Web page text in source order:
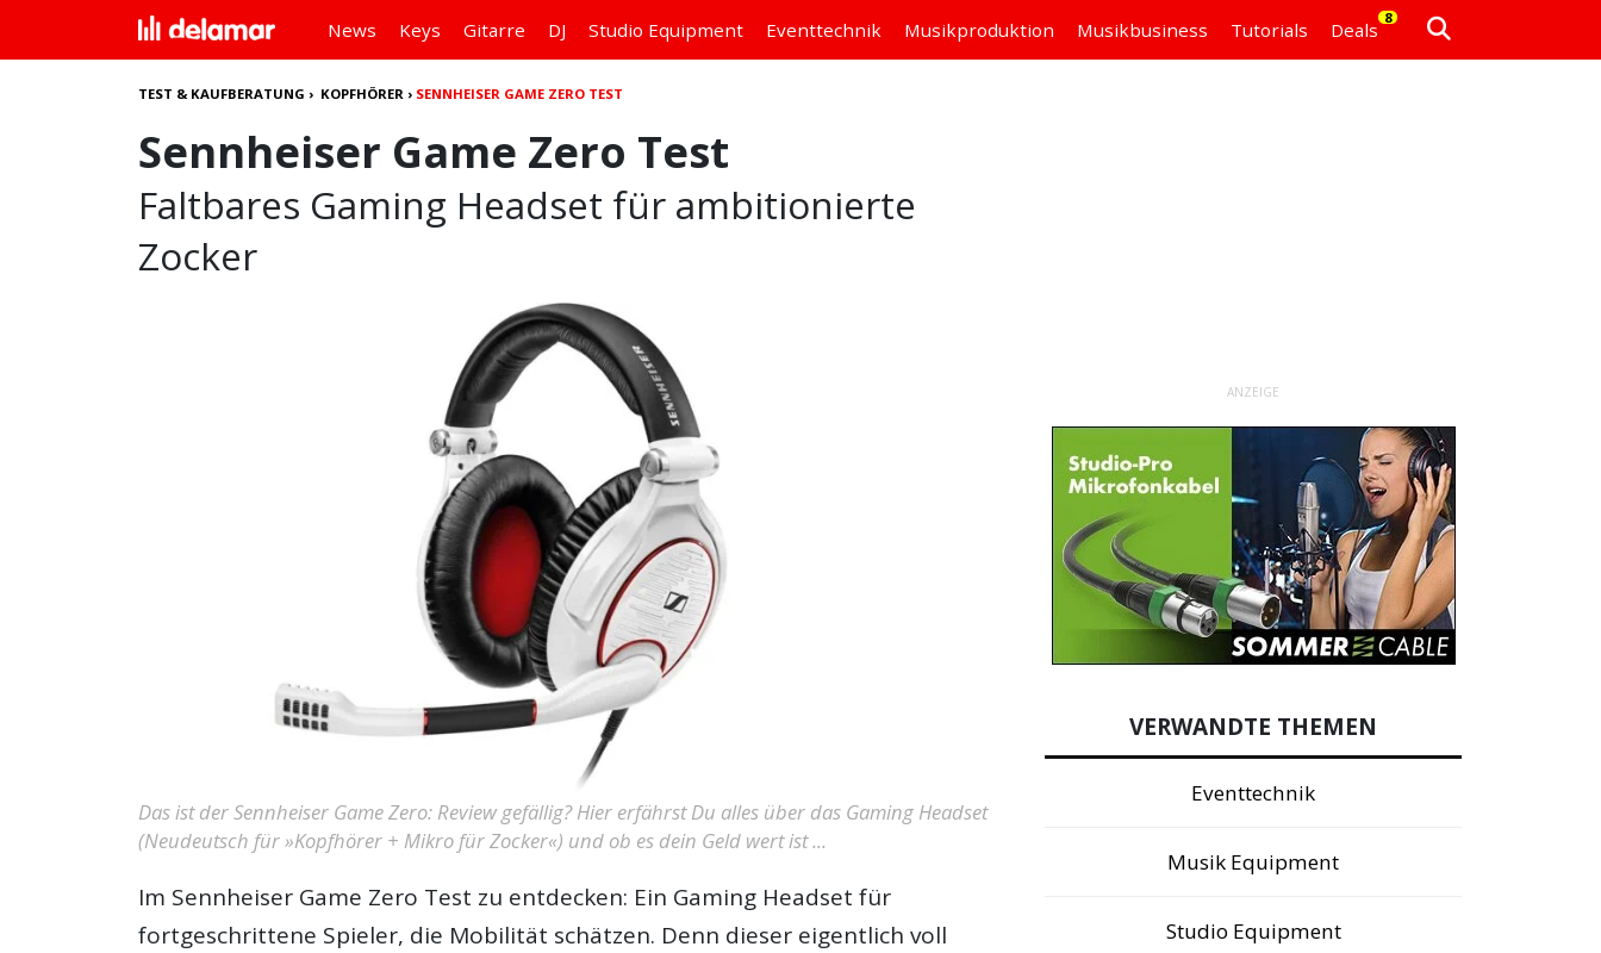
News Keys Gitarre DJ Studio Equipment Eventtechnik Musikproduktion Musikbusiness Tutorials Deals
8
TEST & KAUFBERATUNG › KOPFHÖRER › SENNHEISER GAME ZERO TEST
Sennheiser Game Zero Test
Faltbares Gaming Headset für ambitionierte
Zocker
Das ist der Sennheiser Game Zero: Review gefällig? Hier erfährst Du alles über das Gaming Headset
(Neudeutsch für »Kopfhörer + Mikro für Zocker«) und ob es dein Geld wert ist ...
Im Sennheiser Game Zero Test zu entdecken: Ein Gaming Headset für
fortgeschrittene Spieler, die Mobilität schätzen. Denn dieser eigentlich voll
ANZEIGE
VERWANDTE THEMEN
Eventtechnik
Musik Equipment
Studio Equipment